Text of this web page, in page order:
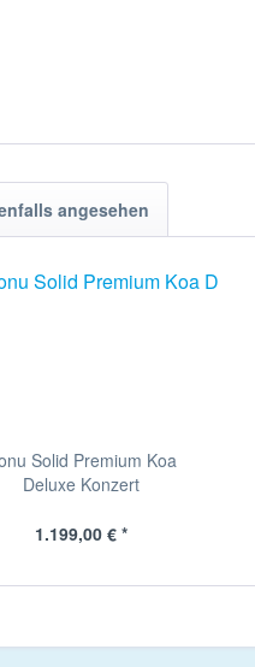
angesehen
Solid Premium Koa
Deluxe Konzert
1.199,00 € *